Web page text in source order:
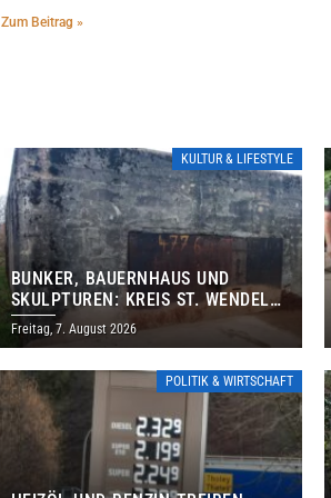
Zum Beitrag »
KULTUR & LIFESTYLE
BUNKER, BAUERNHAUS UND
SKULPTUREN: KREIS ST. WENDEL
LÄDT ZUM TAG DES OFFENEN
DENKMALS EIN
Freitag, 7. August 2026
POLITIK & WIRTSCHAFT